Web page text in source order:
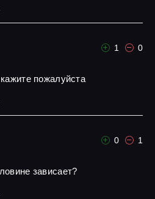
1 0
пожалуйста
0 1
зависает?